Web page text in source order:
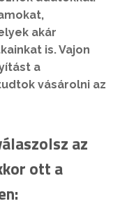
akár
is. Vajon
a
vásárolni az
az
ott a